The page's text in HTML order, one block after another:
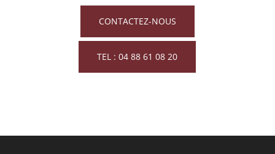
CONTACTEZ-NOUS
TEL : 04 88 61 08 20